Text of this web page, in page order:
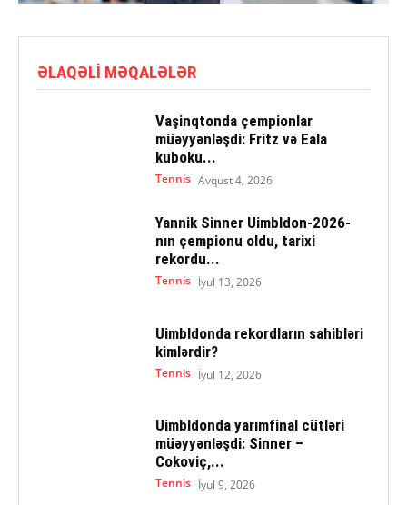
ƏLAQƏLI MƏQALƏLƏR
Vaşinqtonda çempionlar
müəyyənləşdi: Fritz və Eala
kuboku...
Tennis Avqust 4, 2026
Yannik Sinner Uimbldon-2026-
nın çempionu oldu, tarixi
rekordu...
Tennis İyul 13, 2026
Uimbldonda rekordların sahibləri
kimlərdir?
Tennis İyul 12, 2026
Uimbldonda yarımfinal cütləri
müəyyənləşdi: Sinner –
Cokoviç,...
Tennis İyul 9, 2026